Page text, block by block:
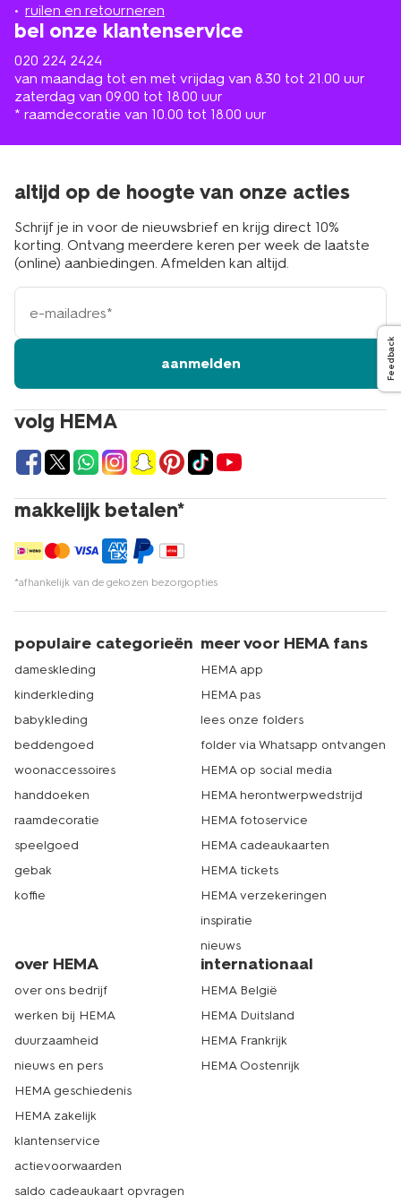
ruilen en retourneren
bel onze klantenservice
020 224 2424
van maandag tot en met vrijdag van 8.30 tot 21.00 uur
zaterdag van 09.00 tot 18.00 uur
* raamdecoratie van 10.00 tot 18.00 uur
volg HEMA
makkelijk betalen*
*afhankelijk van de gekozen bezorgopties
altijd op de hoogte van onze acties
Schrijf je in voor de nieuwsbrief en krijg direct 10%
korting. Ontvang meerdere keren per week de laatste
(online) aanbiedingen. Afmelden kan altijd.
e-
mailadres
aanmelden
populaire categorieën
dameskleding
kinderkleding
babykleding
beddengoed
woonaccessoires
handdoeken
raamdecoratie
speelgoed
gebak
koffie
meer voor HEMA fans
HEMA app
HEMA pas
lees onze folders
folder via Whatsapp ontvangen
HEMA op social media
HEMA herontwerpwedstrijd
HEMA fotoservice
HEMA cadeaukaarten
HEMA tickets
HEMA verzekeringen
inspiratie
nieuws
over HEMA
over ons bedrijf
werken bij HEMA
duurzaamheid
nieuws en pers
HEMA geschiedenis
HEMA zakelijk
klantenservice
actievoorwaarden
saldo cadeaukaart opvragen
internationaal
HEMA België
HEMA Duitsland
HEMA Frankrijk
HEMA Oostenrijk
Feedback